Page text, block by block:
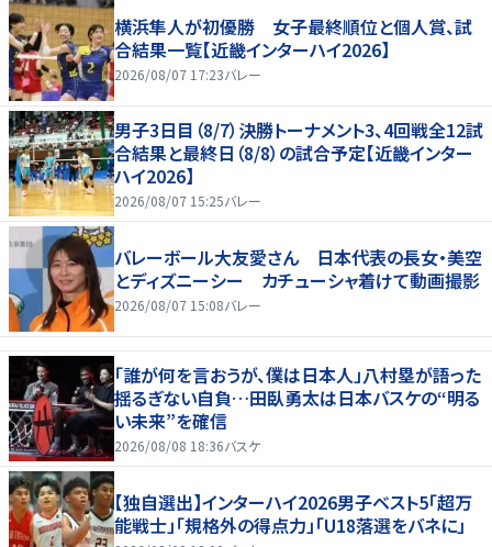
横浜隼人が初優勝 女子最終順位と個人賞、試
合結果一覧【近畿インターハイ2026】
2026/08/07 17:23バレー
男子3日目（8/7）決勝トーナメント3、4回戦全12試
合結果と最終日（8/8）の試合予定【近畿インター
ハイ2026】
2026/08/07 15:25バレー
バレーボール大友愛さん 日本代表の長女・美空
とディズニーシー カチューシャ着けて動画撮影
2026/08/07 15:08バレー
「誰が何を言おうが、僕は日本人」八村塁が語った
揺るぎない自負…田臥勇太は日本バスケの“明る
い未来”を確信
2026/08/08 18:36バスケ
【独自選出】インターハイ2026男子ベスト5「超万
能戦士」「規格外の得点力」「U18落選をバネに」